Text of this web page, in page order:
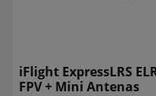
iFlight ExpressLRS
FPV + Mini Antenas